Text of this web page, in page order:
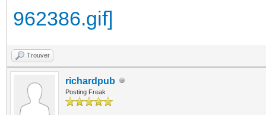
Trouver
richardpub
Posting Freak